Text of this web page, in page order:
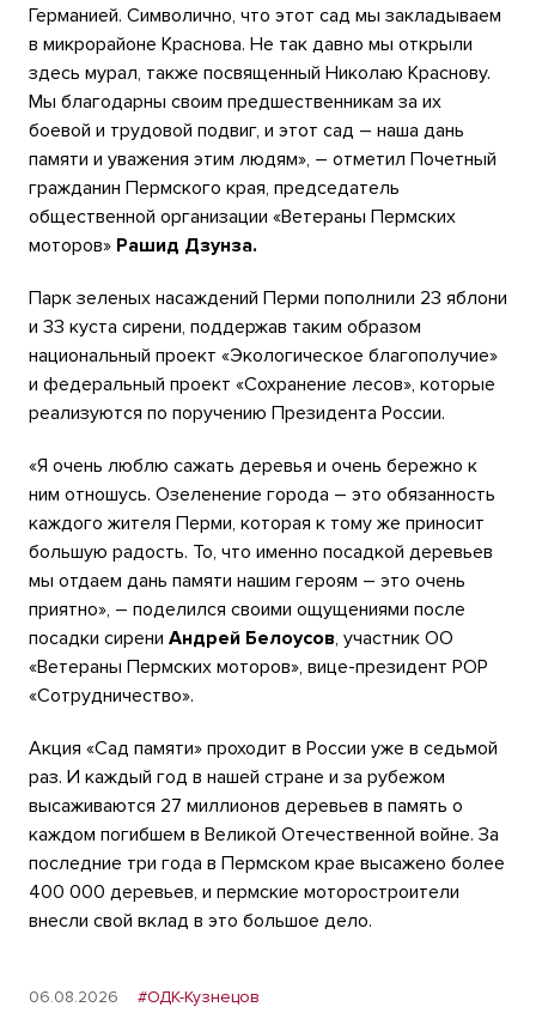
Германией. Символично, что этот сад мы закладываем
в микрорайоне Краснова. Не так давно мы открыли
здесь мурал, также посвященный Николаю Краснову.
Мы благодарны своим предшественникам за их
боевой и трудовой подвиг, и этот сад – наша дань
памяти и уважения этим людям», – отметил Почетный
гражданин Пермского края, председатель
общественной организации «Ветераны Пермских
моторов» Рашид Дзунза.
Парк зеленых насаждений Перми пополнили 23 яблони
и 33 куста сирени, поддержав таким образом
национальный проект «Экологическое благополучие»
и федеральный проект «Сохранение лесов», которые
реализуются по поручению Президента России.
«Я очень люблю сажать деревья и очень бережно к
ним отношусь. Озеленение города – это обязанность
каждого жителя Перми, которая к тому же приносит
большую радость. То, что именно посадкой деревьев
мы отдаем дань памяти нашим героям – это очень
приятно», – поделился своими ощущениями после
посадки сирени Андрей Белоусов, участник ОО
«Ветераны Пермских моторов», вице-президент РОР
«Сотрудничество».
Акция «Сад памяти» проходит в России уже в седьмой
раз. И каждый год в нашей стране и за рубежом
высаживаются 27 миллионов деревьев в память о
каждом погибшем в Великой Отечественной войне. За
последние три года в Пермском крае высажено более
400 000 деревьев, и пермские моторостроители
внесли свой вклад в это большое дело.
06.08.2026 #ОДК-Кузнецов